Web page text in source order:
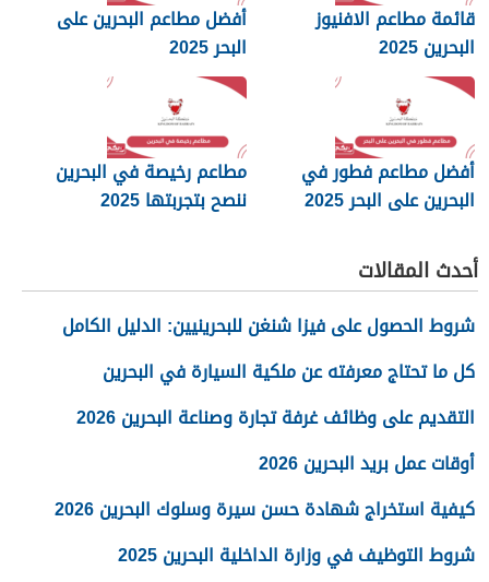
قائمة مطاعم الافنيوز
البحرين 2025
أفضل مطاعم البحرين على
البحر 2025
أفضل مطاعم فطور في
البحرين على البحر 2025
مطاعم رخيصة في البحرين
ننصح بتجربتها 2025
أحدث المقالات
شروط الحصول على فيزا شنغن للبحرينيين: الدليل الكامل
كل ما تحتاج معرفته عن ملكية السيارة في البحرين
التقديم على وظائف غرفة تجارة وصناعة البحرين 2026
أوقات عمل بريد البحرين 2026
كيفية استخراج شهادة حسن سيرة وسلوك البحرين 2026
شروط التوظيف في وزارة الداخلية البحرين 2025